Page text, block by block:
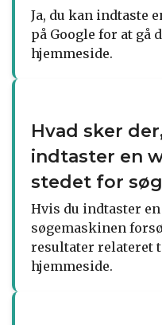
Ja, du kan indtaste
på Google for at gå
hjemmeside.
Hvad sker
indtaster en
stedet for
Hvis du indtaster
søgemaskinen
resultater relateret
hjemmeside.